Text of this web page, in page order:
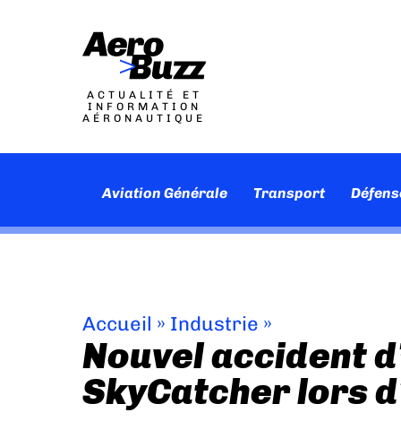
ACTUALITÉ ET
INFORMATION
AÉRONAUTIQUE
Aviation Générale Transport
Accueil » Industrie »
Nouvel accident
SkyCatcher lors